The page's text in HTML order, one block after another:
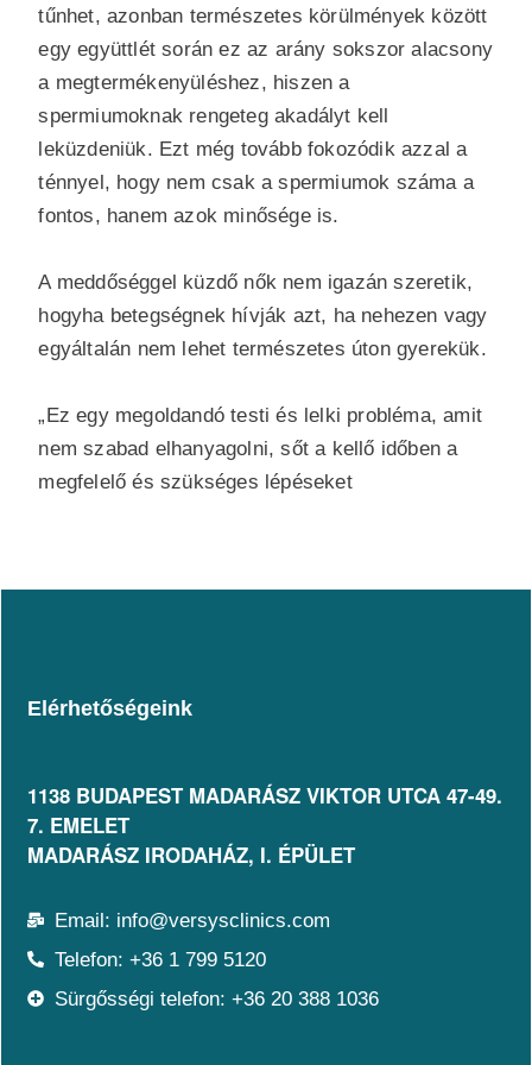
tűnhet, azonban természetes körülmények között
egy együttlét során ez az arány sokszor alacsony
a megtermékenyüléshez, hiszen a
spermiumoknak rengeteg akadályt kell
leküzdeniük. Ezt még tovább fokozódik azzal a
ténnyel, hogy nem csak a spermiumok száma a
fontos, hanem azok minősége is.
A meddőséggel küzdő nők nem igazán szeretik,
hogyha betegségnek hívják azt, ha nehezen vagy
egyáltalán nem lehet természetes úton gyerekük.
„Ez egy megoldandó testi és lelki probléma, amit
nem szabad elhanyagolni, sőt a kellő időben a
megfelelő és szükséges lépéseket
Elérhetőségeink
1138 BUDAPEST MADARÁSZ VIKTOR UTCA 47-49.
7. EMELET​
MADARÁSZ IRODAHÁZ, I. ÉPÜLET
Email: info@versysclinics.com
Telefon: +36 1 799 5120
Sürgősségi telefon: +36 20 388 1036